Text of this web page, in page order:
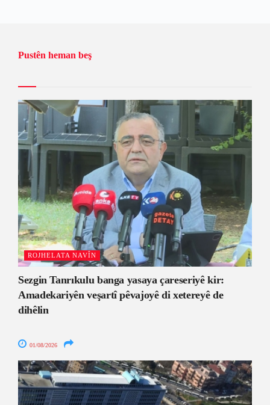
Pustên heman beş
ROJHELATA NAVÎN
Sezgin Tanrıkulu banga yasaya çareseriyê kir:
Amadekariyên veşartî pêvajoyê di xetereyê de
dihêlin
01/08/2026